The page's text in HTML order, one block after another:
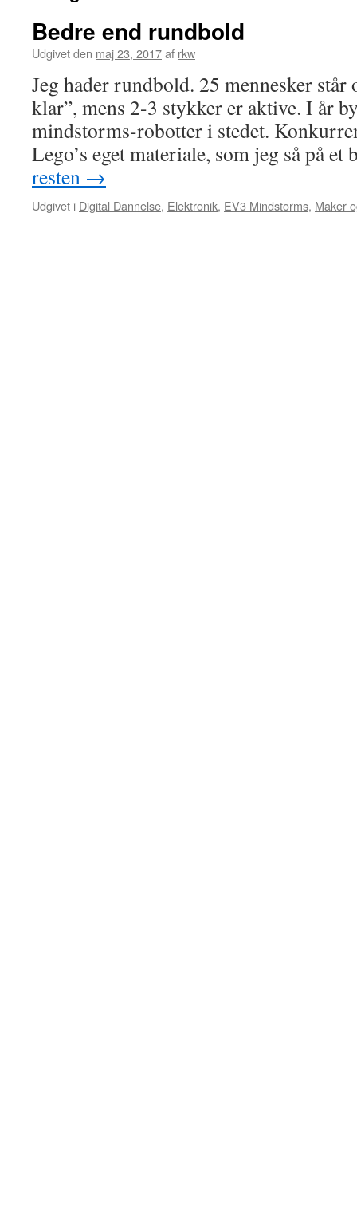
Bedre end rundbold
Udgivet den maj 23, 2017af rkw
Jeg hader rundbold. 25 mennesker
klar”, mens 2-3 stykker er aktive. I år
mindstorms-robotter i stedet.
Lego’s eget materiale, som jeg så på
resten →
Udgivet i Digital Dannelse, Elektronik, EV3 Mindstorms, Maker